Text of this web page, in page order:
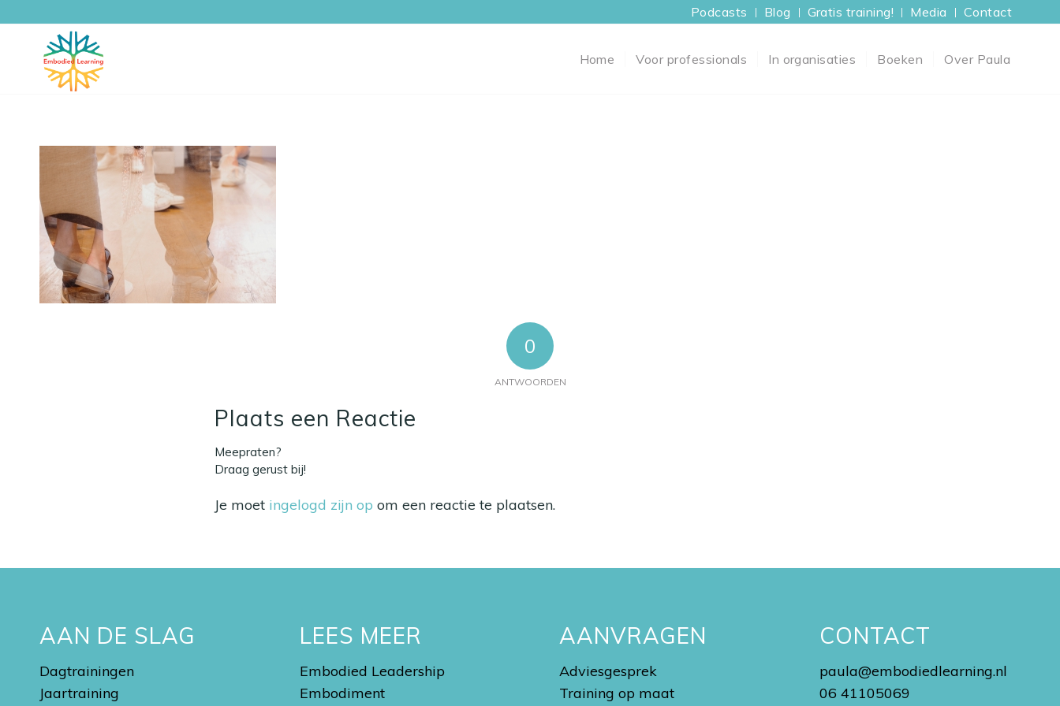
Podcasts Blog Gratis training! Media Contact
Home Voor professionals In organisaties Boeken Over Paula
0
ANTWOORDEN
Plaats een Reactie
Meepraten?
Draag gerust bij!
Je moet ingelogd zijn op om een reactie te plaatsen.
AAN DE SLAG
Dagtrainingen
Jaartraining
LEES MEER
Embodied Leadership
Embodiment
AANVRAGEN
Adviesgesprek
Training op maat
CONTACT
paula@embodiedlearning.nl
06 41105069